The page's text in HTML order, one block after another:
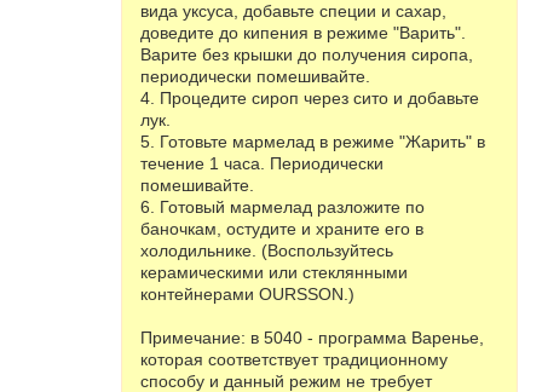
вида уксуса, добавьте специи и сахар,
доведите до кипения в режиме "Варить".
Варите без крышки до получения сиропа,
периодически помешивайте.
4. Процедите сироп через сито и добавьте
лук.
5. Готовьте мармелад в режиме "Жарить" в
течение 1 часа. Периодически
помешивайте.
6. Готовый мармелад разложите по
баночкам, остудите и храните его в
холодильнике. (Воспользуйтесь
керамическими или стеклянными
контейнерами OURSSON.)
Примечание: в 5040 - программа Варенье,
которая соответствует традиционному
способу и данный режим не требует